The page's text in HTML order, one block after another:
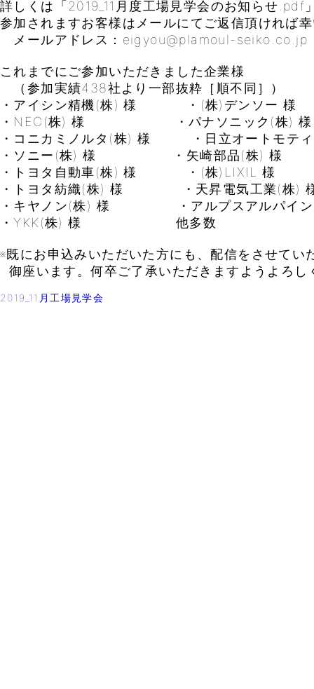
詳しくは「2019_11月度工場見学会のお知らせ.pdf
参加されますお客様はメールにてご返信頂ければ
メールアドレス：eigyou@plamoul-seiko.co.jp
これまでにご参加いただきました企業様
（参加実績438社より一部抜粋［順不同］）
・アイシン精機(株) 様 ・(株)デンソー 様
・NEC(株) 様 ・パナソニック(株) 様
・コニカミノルタ(株) 様 ・日立オートモティ
・ソニー(株) 様 ・矢崎部品(株) 様
・トヨタ自動車(株) 様 ・(株)LIXIL 様
・トヨタ紡織(株) 様 ・天昇電気工業(株)
・キヤノン(株) 様 ・アルプスアルパイン
・YKK(株) 様 他多数
※既にお申込みいただいた方にも、配信をさせてい
御座います。何卒ご了承いただきますようよろし
2019_11月工場見学会